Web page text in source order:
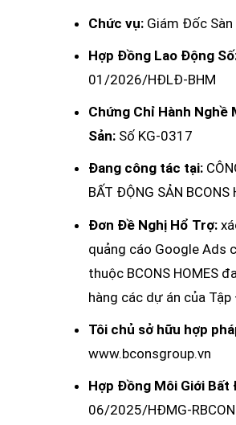
Chức vụ: Giám Đốc Sàn
Hợp Đồng Lao Động
01/2026/HĐLĐ-BHM
Chứng Chỉ Hành Nghề
Sản: Số KG-0317
Đang công tác tại:
BẤT ĐỘNG SẢN BCONS
Đơn Đề Nghị Hổ Trợ:
quảng cáo Google Ads
thuộc BCONS HOMES
hàng các dự án của Tập
Tôi chủ sở hữu hợp
www.bconsgroup.vn
Hợp Đồng Môi Giới Bất
06/2025/HĐMG-